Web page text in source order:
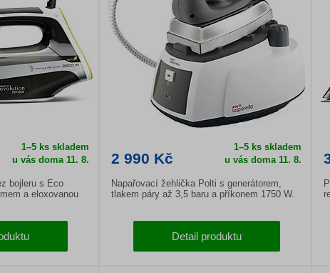
1–5 ks skladem
u vás doma 11. 8.
bojleru s Eco
a eloxovanou
2 990 Kč
1–5 ks skladem
u vás doma 11. 8.
Napařovací žehlička Polti s generátorem,
tlakem páry až 3,5 baru a příkonem 1750 W.
Detail produktu